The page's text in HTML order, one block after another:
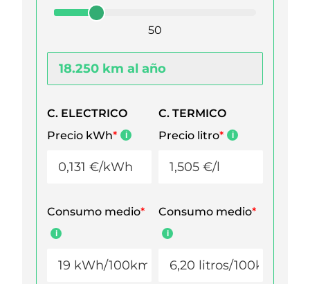
50
C. ELECTRICO
Precio kWh*
C. TERMICO
Precio litro*
Consumo medio* Consumo medio*